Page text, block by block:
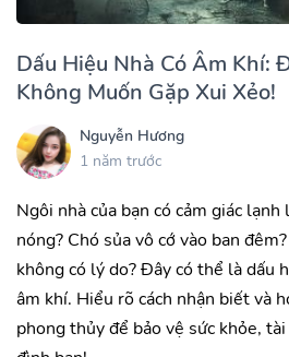
Dấu Hiệu Nhà Có Âm Khí:
Không Muốn Gặp Xui Xẻo!
Nguyễn Hương
1 năm trước
Ngôi nhà của bạn có cảm giác
nóng? Chó sủa vô cớ vào ban
không có lý do? Đây có thể là dấu
âm khí. Hiểu rõ cách nhận biết và
phong thủy để bảo vệ sức khỏe,